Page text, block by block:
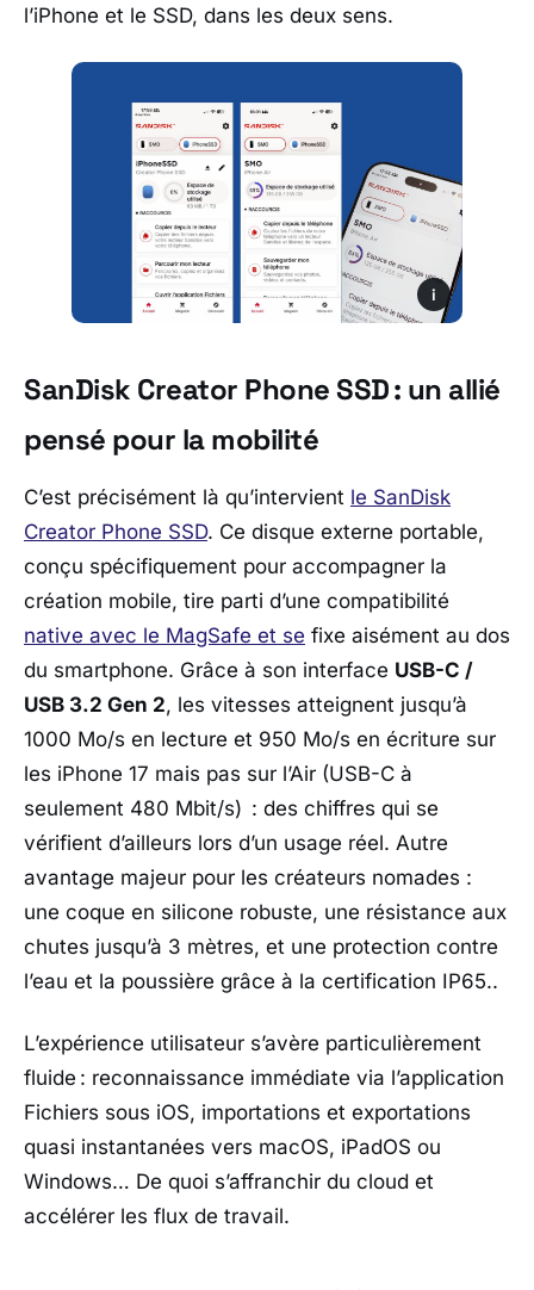
l’iPhone et le SSD, dans les deux sens.
i
SanDisk Creator Phone SSD : un allié
pensé pour la mobilité
C’est précisément là qu’intervient le SanDisk
Creator Phone SSD. Ce disque externe portable,
conçu spécifiquement pour accompagner la
création mobile, tire parti d’une compatibilité
native avec le MagSafe et se fixe aisément au dos
du smartphone. Grâce à son interface USB-C /
USB 3.2 Gen 2, les vitesses atteignent jusqu’à
1000 Mo/s en lecture et 950 Mo/s en écriture sur
les iPhone 17 mais pas sur l’Air (USB-C à
seulement 480 Mbit/s) : des chiffres qui se
vérifient d’ailleurs lors d’un usage réel. Autre
avantage majeur pour les créateurs nomades :
une coque en silicone robuste, une résistance aux
chutes jusqu’à 3 mètres, et une protection contre
l’eau et la poussière grâce à la certification IP65..
L’expérience utilisateur s’avère particulièrement
fluide : reconnaissance immédiate via l’application
Fichiers sous iOS, importations et exportations
quasi instantanées vers macOS, iPadOS ou
Windows… De quoi s’affranchir du cloud et
accélérer les flux de travail.